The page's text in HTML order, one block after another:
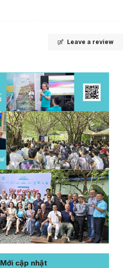
Leave a review
Mới cập nhật